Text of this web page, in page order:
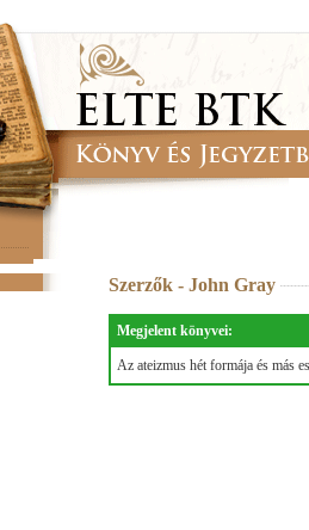
Szerzők - John Gray
Megjelent könyvei:
Az ateizmus hét formája és más